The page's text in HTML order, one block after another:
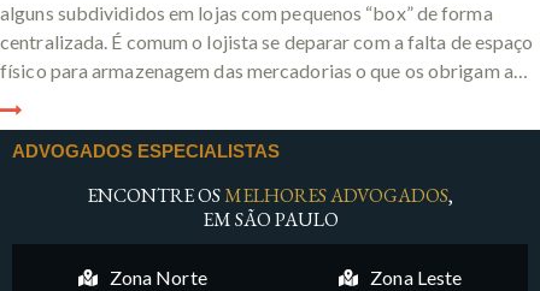
alguns subdivididos em lojas com pequenos “box” de forma
centralizada. É comum o lojista se deparar com a falta de espaço
físico para armazenagem das mercadorias o que os obrigam a…
ADVOGADOS ESPECIALISTAS
ENCONTRE OSMELHORES ADVOGADOS,
EM SÃO PAULO
Zona Norte Zona Leste